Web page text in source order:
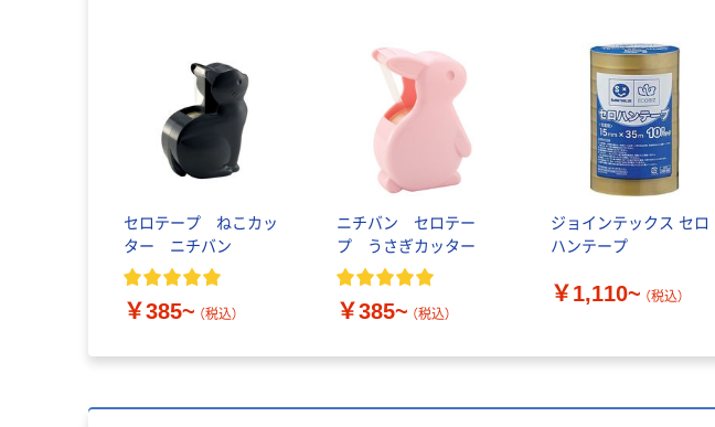
セロテープ ねこカッ
ター ニチバン
￥385~ （税込）
ニチバン セロテー
プ うさぎカッター
￥385~ （税込）
ジョインテックス セロ
ハンテープ
￥1,110~ （税込）